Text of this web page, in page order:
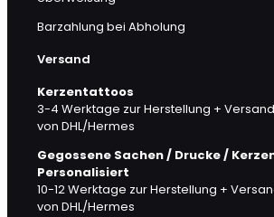
Barzahlung bei Abholung
Versand
Kerzentattoos
3-4 Werktage zur Herstellung +
von DHL/Hermes
Gegossene Sachen / Drucke /
Personalisiert
10-12 Werktage zur Herstellung +
von DHL/Hermes